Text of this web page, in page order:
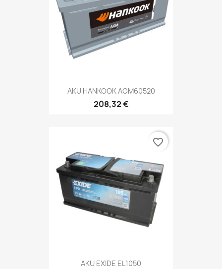
AKU HANKOOK AGM60520
208,32 €
AKU EXIDE EL1050
favorite_border